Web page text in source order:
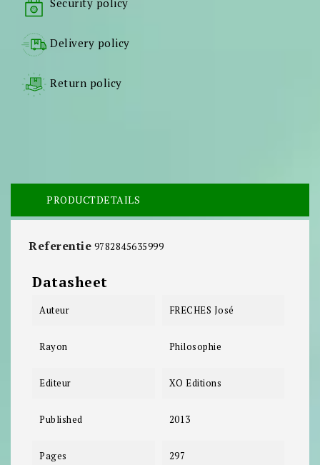
Security policy
Delivery policy
Return policy
PRODUCTDETAILS
Referentie 9782845635999
Datasheet
Auteur FRECHES José
Rayon Philosophie
Editeur XO Editions
Published 2013
Pages 297